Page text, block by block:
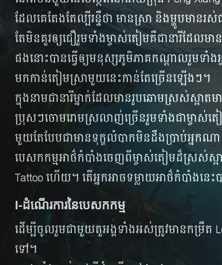
ដែល​គេ​តែង​តែ​ល្បី​រន្ទឺ​ថា​ មានស្រា និង​ម្ហូប​មាន​រស់​
តែ​មិន​គួរ​ឲ្យ​ជឿ​រួម​ទាំង​ម្ចាស់​តៀម​គឺ​ជា​នារី​ដែល​
ផងនោះបានធ្វើ​ឲ្យ​មនុស្ស​ភូមិ​ភាគ​កណ្ដាល​រួម​ទាំង​
មក​​កាន់​តៀម​ស្រា​មួយ​នេះ​កាន់​តែ​ច្រើន​ឡើង​ៗ​។
ក្នុងនាមជានារីម្នាក់ដែលមានរូបឆោមស្រស់ស្អាតម
ប្រុសៗចោមរោមស្រលាញ់ច្រើនរួមទាំងជាម្ចាស់​
មួយតែបែបជាមានទុក្ខលំបាកមិនដឹងប្រាប់អ្នកណា
បេសកកម្មអាថ៌កំបាំងចេញពីម្ចាស់តៀមដ៏ស្រស់ស្
Tattoo ហើយ។ តើអ្នកអាចទម្លាយអាថ៌កំបាំងនេះ
I-ដំណើរការនៃបេសកកម្ម
ដើម្បីចូលរួមជាមួយតួអង្គទាំងអស់ត្រូវមានកម្រឹត
ទៅ។